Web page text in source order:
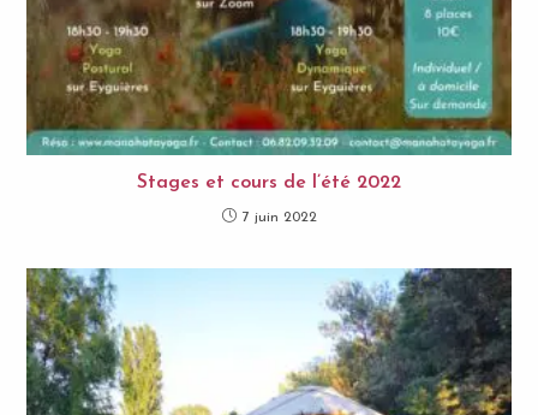
Stages et cours de l’été 2022
7 juin 2022